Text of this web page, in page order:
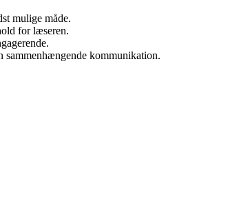
mulige måde.
for læseren.
sammenhængende kommunikation.